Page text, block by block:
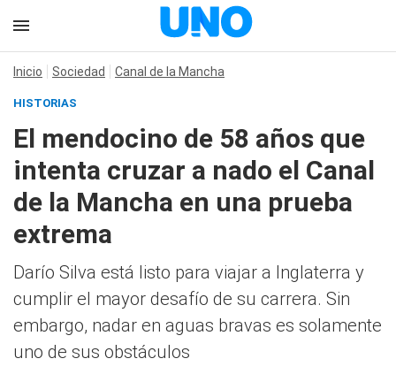
Inicio Sociedad Canal de la Mancha
HISTORIAS
El mendocino de 58 años que
intenta cruzar a nado el Canal
de la Mancha en una prueba
extrema
Darío Silva está listo para viajar a Inglaterra y
cumplir el mayor desafío de su carrera. Sin
embargo, nadar en aguas bravas es solamente
uno de sus obstáculos